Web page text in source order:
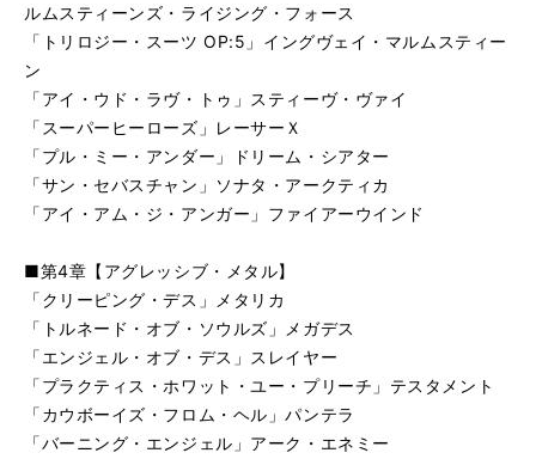
ルムスティーンズ・ライジング・フォース
「トリロジー・スーツ OP:5」イングヴェイ・マルムスティー
ン
「アイ・ウド・ラヴ・トゥ」スティーヴ・ヴァイ
「スーパーヒーローズ」レーサーＸ
「プル・ミー・アンダー」ドリーム・シアター
「サン・セバスチャン」ソナタ・アークティカ
「アイ・アム・ジ・アンガー」ファイアーウインド
■第4章【アグレッシブ・メタル】
「クリーピング・デス」メタリカ
「トルネード・オブ・ソウルズ」メガデス
「エンジェル・オブ・デス」スレイヤー
「プラクティス・ホワット・ユー・プリーチ」テスタメント
「カウボーイズ・フロム・ヘル」パンテラ
「バーニング・エンジェル」アーク・エネミー